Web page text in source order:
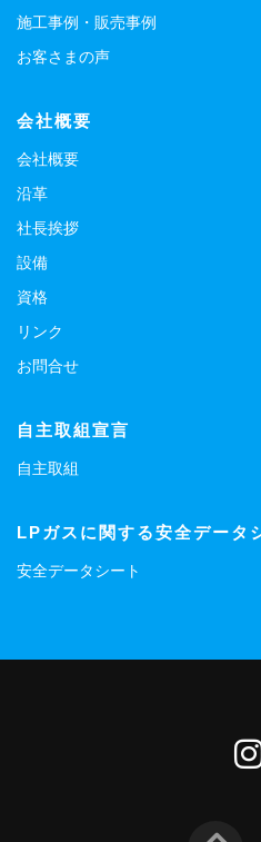
施工事例・販売事例
お客さまの声
会社概要
会社概要
沿革
社長挨拶
設備
資格
リンク
お問合せ
自主取組宣言
自主取組
LPガスに関する安全データ
安全データシート